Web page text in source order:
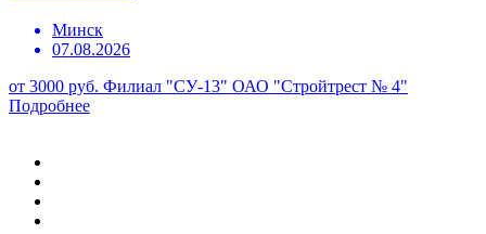
Минск
07.08.2026
от 3000 руб. Филиал "СУ-13" ОАО "Стройтрест № 4"
Подробнее